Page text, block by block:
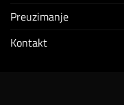
Preuzimanje
Kontakt